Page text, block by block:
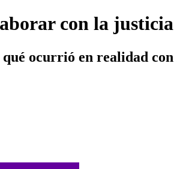
con la justicia
ocurrió en realidad